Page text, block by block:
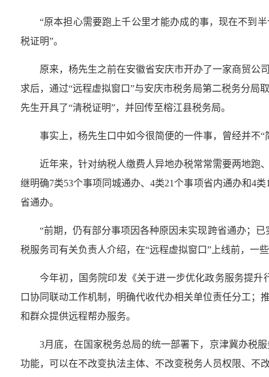
“原本担心需要跑上千公里才能办成的事，现在不到
税证明”。
原来，杨先生之前在安徽省安庆市开办了一家商贸公
求后，通过“远程虚拟窗口”与安庆市税务局第二税务分
先生开具了“清税证明”，并回传至榕江县税务局。
事实上，杨先生口中如今很简便的一件事，曾经并不“
近年来，针对纳税人缴费人异地办税常常需要两地跑
继明确7类53个事项同城通办、4类21个事项省内通办和4
省通办。
“前期，仍有部分事项因各种原因未实现跨省通办；
税服务司有关负责人介绍，在“远程虚拟窗口”上线前，一
今年初，国务院印发《关于进一步优化政务服务提
口协同联动工作机制，明确代收代办相关单位责任分工
和群众提供远程帮办服务。
3月底，在国家税务总局的统一部署下，京津冀办税
功能，可以在不改变执法主体、不改变税务人员权限、不